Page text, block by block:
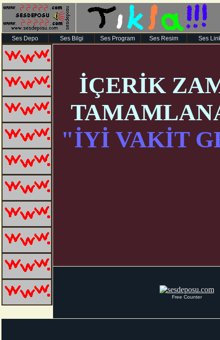
Ses Depo Ses Bilgi Ses Program Ses Resim Ses
İÇERİK
"İYİ VAKİT
Free Counter